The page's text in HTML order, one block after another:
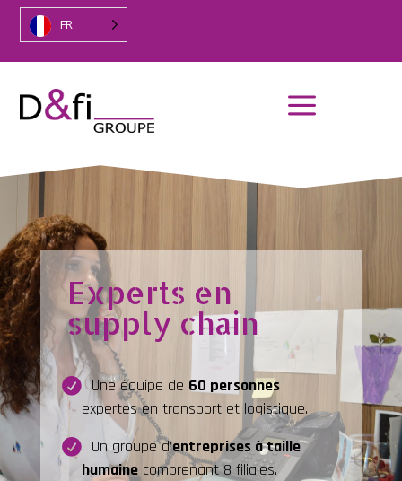
FR
a
Experts en
supply chain
Une équipe de 60 personnes
expertes en transport et logistique.
Un groupe d’entreprises à taille
humainecomprenant 8 filiales.